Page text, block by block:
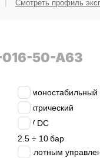
| Смотреть профиль
50-A63
5/2 моностабильный
электрический
24 V DC
2.5 ÷ 10бар
с пилотным